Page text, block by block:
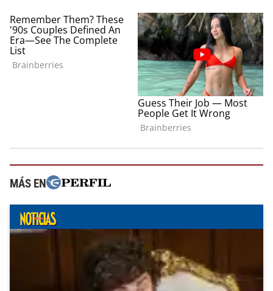
MÁS EN